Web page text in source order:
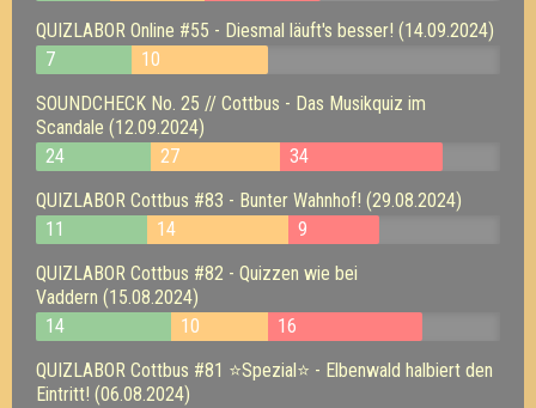
QUIZLABOR Online #55 - Diesmal läuft's besser! (14.09.2024)
7
10
SOUNDCHECK No. 25 // Cottbus - Das Musikquiz im
Scandale (12.09.2024)
24
27
34
QUIZLABOR Cottbus #83 - Bunter Wahnhof! (29.08.2024)
11
14
9
QUIZLABOR Cottbus #82 - Quizzen wie bei
Vaddern (15.08.2024)
14
10
16
QUIZLABOR Cottbus #81 ⭐Spezial⭐ - Elbenwald halbiert den
Eintritt! (06.08.2024)